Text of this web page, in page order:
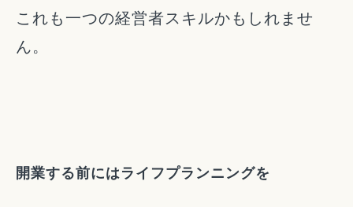
これも一つの経営者スキルかもしれませ
ん。
開業する前にはライフプランニングを